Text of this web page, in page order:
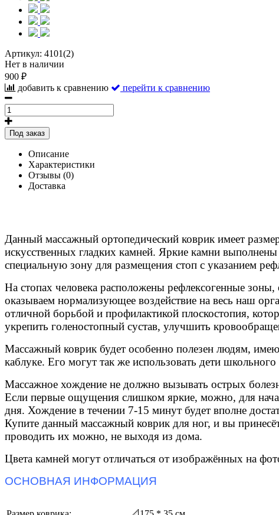
Артикул: 4101(2)
Нет в наличии
900 ₽
добавить к сравнению
перейти к сравнению
Под заказ
Описание
Характеристики
Отзывы (0)
Доставка
Данный массажный ортопедический коврик имеет
искусственных гладких камней. Яркие камни
специальную зону для размещения стоп с указанием
На стопах человека расположены рефлексогенные
оказываем нормализующее воздействие на весь наш
отличной борьбой и профилактикой плоскостопия,
укрепить голеностопный сустав, улучшить
Массажный коврик будет особенно полезен людям,
каблуке. Его могут так же использовать дети школьного
Массажное хождение не должно вызывать острых
Если первые ощущения слишком яркие, можно, для
дня. Хождение в течении 7-15 минут будет вполне
Купите данный массажный коврик для ног, и вы
проводить их можно, не выходя из дома.
Цвета камней могут отличаться от изображённых на
ОСНОВНАЯ ИНФОРМАЦИЯ